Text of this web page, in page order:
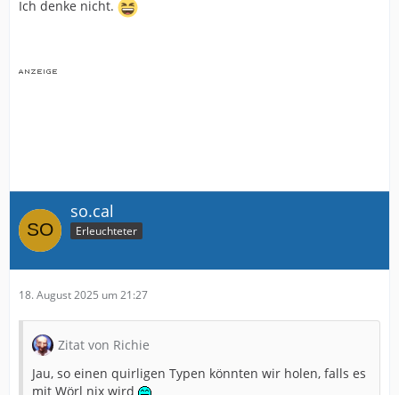
Ich denke nicht.
so.cal
Erleuchteter
18. August 2025 um 21:27
Zitat von Richie
Jau, so einen quirligen Typen könnten wir holen, falls es
mit Wörl nix wird